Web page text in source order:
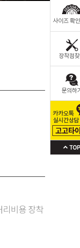
비용 장착